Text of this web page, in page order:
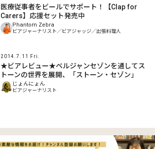
医療従事者をビールでサポート！【Clap for
Carers】応援セット発売中
Phantom Zebra
ビアジャーナリスト／ビアジャッジ／出張料理人
2014.7.11 Fri.
★ビアレビュー★ベルジャンセゾンを通してス
トーンの世界を展開、「ストーン・セゾン」
じょんにょん
ビアジャーナリスト